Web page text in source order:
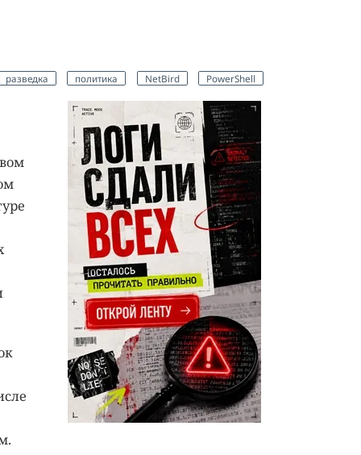
разведка политика NetBird PowerShell